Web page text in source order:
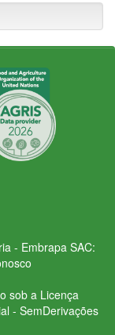
- Embrapa SAC:
sob a Licença
- SemDerivações